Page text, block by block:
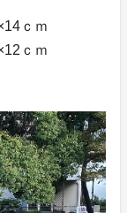
ｃｍ
ｃｍ